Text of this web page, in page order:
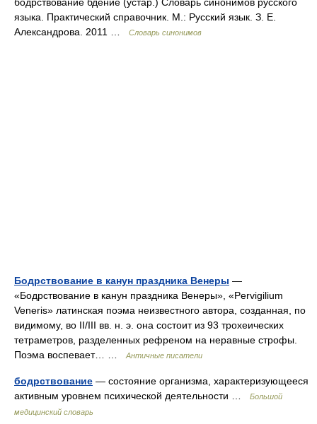
языка. Практический справочник. М.: Русский язык. З. Е.
Александрова. 2011 …
Словарь синонимов
Бодрствование в канун праздника Венеры —
«Бодрствование в канун праздника Венеры», «Pervigilium
Veneris» латинская поэма неизвестного автора, созданная, по
видимому, во II/III вв. н. э. она состоит из 93 трохеических
тетраметров, разделенных рефреном на неравные строфы.
Поэма воспевает… …
Античные писатели
бодрствование — состояние организма, характеризующееся
активным уровнем психической деятельности …
Большой
медицинский словарь